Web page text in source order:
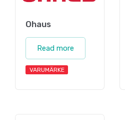
Ohaus
Read more
VARUMÄRKE